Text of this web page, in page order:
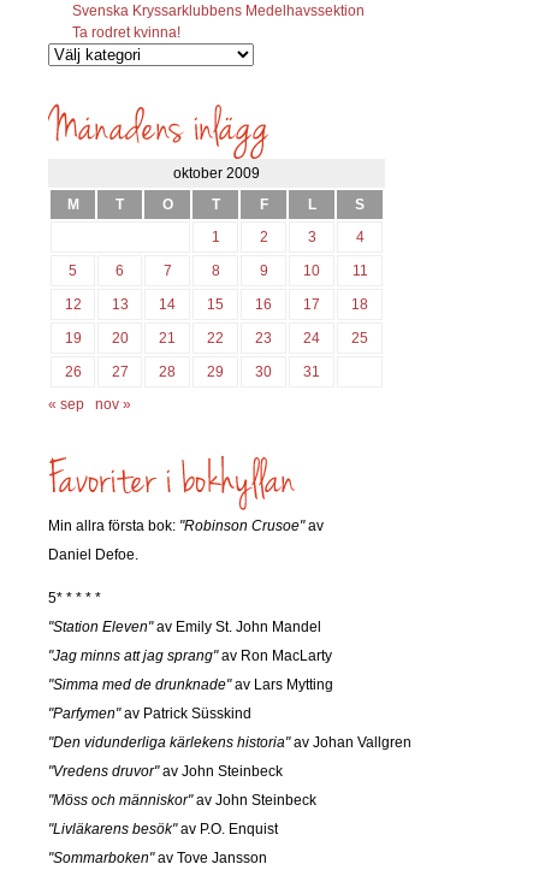
Svenska Kryssarklubbens Medelhavssektion
Ta rodret kvinna!
Vilka
söks?
oktober 2009
M
T O T F L
S
1
2 3
4
5
6 7 8 9 10
11
12
13 14 15 16 17
18
19
20 21 22 23 24
25
26
27 28 29 30
31
« sep
nov »
Min allra första bok: "Robinson Crusoe"av
Daniel Defoe.
5* * * * *
"Station Eleven"av Emily St. John Mandel
"Jag minns att jag sprang"av Ron MacLarty
"Simma med de drunknade"av Lars Mytting
"Parfymen"av Patrick Süsskind
"Den vidunderliga kärlekens historia"av Johan Vallgren
"Vredens druvor"av John Steinbeck
"Möss och människor"av John Steinbeck
"Livläkarens besök"av P.O. Enquist
"Sommarboken"av Tove Jansson